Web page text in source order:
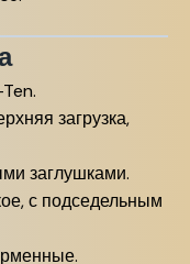
загрузка,
заглушками.
с подседельным